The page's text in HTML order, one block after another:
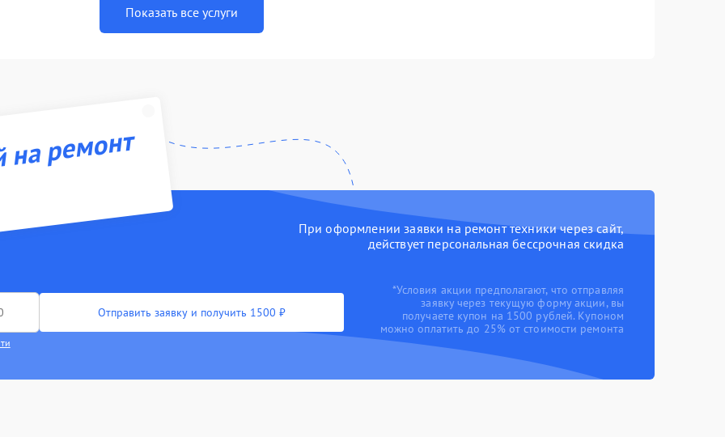
Показать все услуги
ремонт
При оформлении заявки на ремонт техники через сайт,
действует персональная бессрочная скидка
Отправить заявку и получить 1500 ₽
*Условия акции предполагают, что отправляя
заявку через текущую форму акции, вы
получаете купон на 1500 рублей. Купоном
можно оплатить до 25% от стоимости ремонта